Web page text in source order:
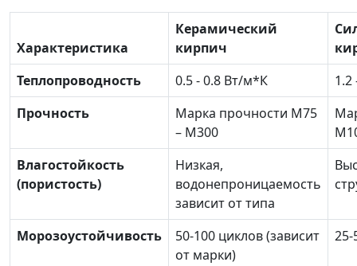
Характеристика
Керамический
кирпич
Теплопроводность
0.5 - 0.8 Вт/м*К
Прочность
Марка прочности М75
– М300
Влагостойкость
(пористость)
Низкая,
водонепроницаемость
зависит от типа
Морозоустойчивость
50-100 циклов (зависит
от марки)
25-